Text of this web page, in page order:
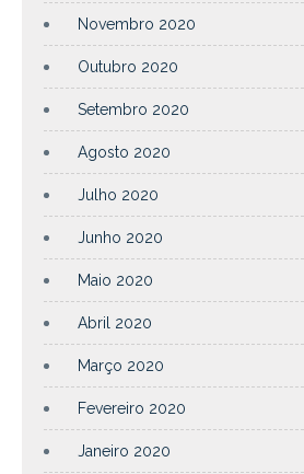
Novembro 2020
Outubro 2020
Setembro 2020
Agosto 2020
Julho 2020
Junho 2020
Maio 2020
Abril 2020
Março 2020
Fevereiro 2020
Janeiro 2020